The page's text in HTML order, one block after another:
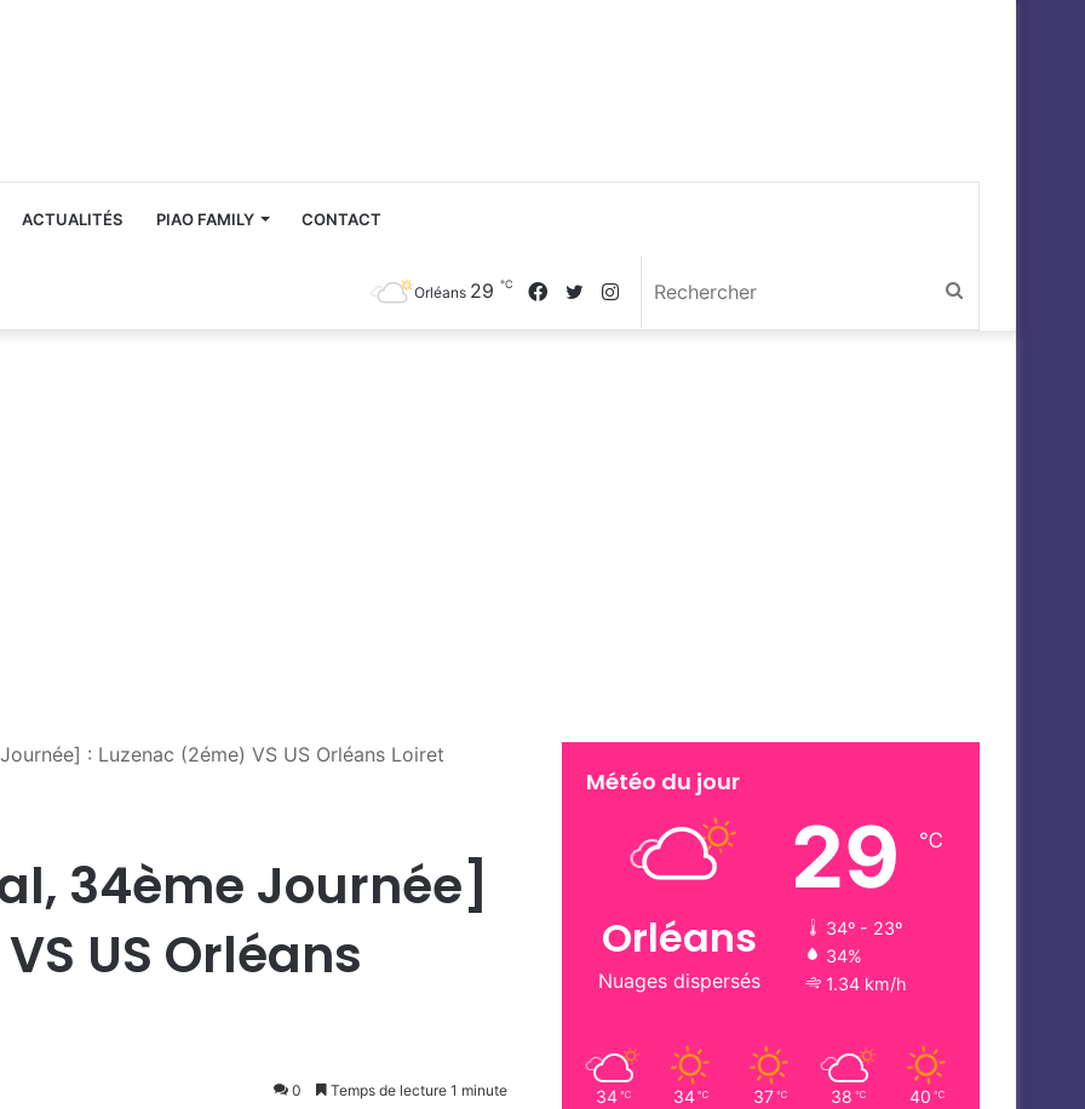
ACTUALITÉS PIAO FAMILY CONTACT
Instagram
Twitter
Facebook
Orléans 29 ℃
: Luzenac (2éme) VS US Orléans Loiret
34ème Journée]
US Orléans
0 Temps de lecture 1 minute
Météo du jour
Orléans
Nuages dispersés
29 ℃
34º - 23º
34%
1.34 km/h
34 ℃ 34 ℃ 37 ℃ 38 ℃ 40 ℃